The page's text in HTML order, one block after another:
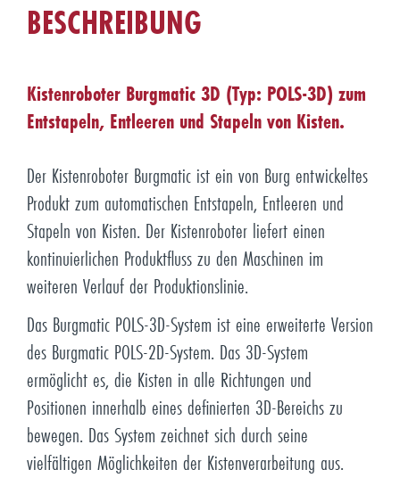
BESCHREIBUNG
Kistenroboter Burgmatic 3D (Typ: POLS-3D) zum
Entstapeln, Entleeren und Stapeln von Kisten.
Der Kistenroboter Burgmatic ist ein von Burg entwickeltes
Produkt zum automatischen Entstapeln, Entleeren und
Stapeln von Kisten. Der Kistenroboter liefert einen
kontinuierlichen Produktfluss zu den Maschinen im
weiteren Verlauf der Produktionslinie.
Das Burgmatic POLS-3D-System ist eine erweiterte Version
des Burgmatic POLS-2D-System. Das 3D-System
ermöglicht es, die Kisten in alle Richtungen und
Positionen innerhalb eines definierten 3D-Bereichs zu
bewegen. Das System zeichnet sich durch seine
vielfältigen Möglichkeiten der Kistenverarbeitung aus.